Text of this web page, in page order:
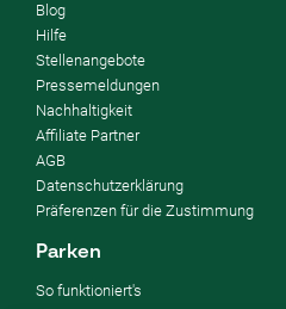
Blog
Hilfe
Stellenangebote
Pressemeldungen
Nachhaltigkeit
Affiliate Partner
AGB
Datenschutzerklärung
Präferenzen für die Zustimmung
Parken
So funktioniert's